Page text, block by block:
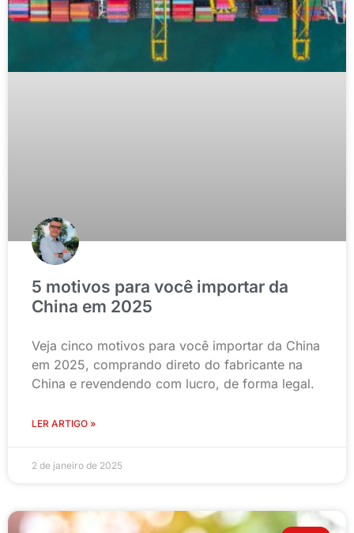
5 motivos para você importar da
China em 2025
Veja cinco motivos para você importar da China
em 2025, comprando direto do fabricante na
China e revendendo com lucro, de forma legal.
LER ARTIGO »
2 de janeiro de 2025